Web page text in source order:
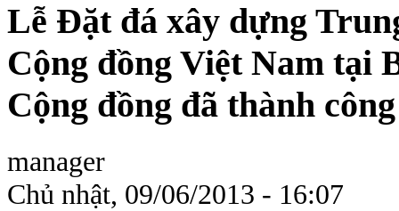
Lễ Đặt đá xây dựng
Cộng đồng Việt Nam tại
Cộng đồng đã thành
manager
Chủ nhật, 09/06/2013 - 16:07